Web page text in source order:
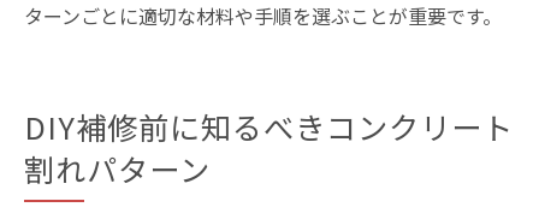
ターンごとに適切な材料や手順を選ぶことが重要です。
DIY補修前に知るべきコンクリート
割れパターン